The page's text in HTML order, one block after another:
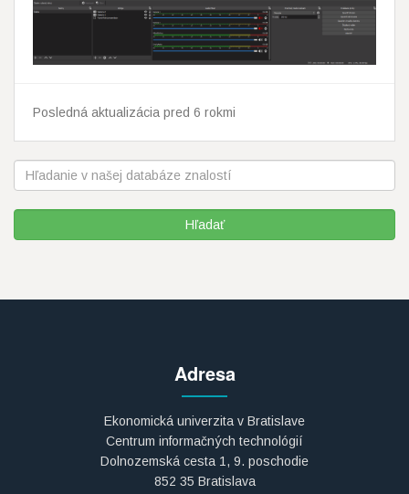
Posledná aktualizácia pred 6 rokmi
Adresa
Ekonomická univerzita v Bratislave
Centrum informačných technológií
Dolnozemská cesta 1, 9. poschodie
852 35 Bratislava